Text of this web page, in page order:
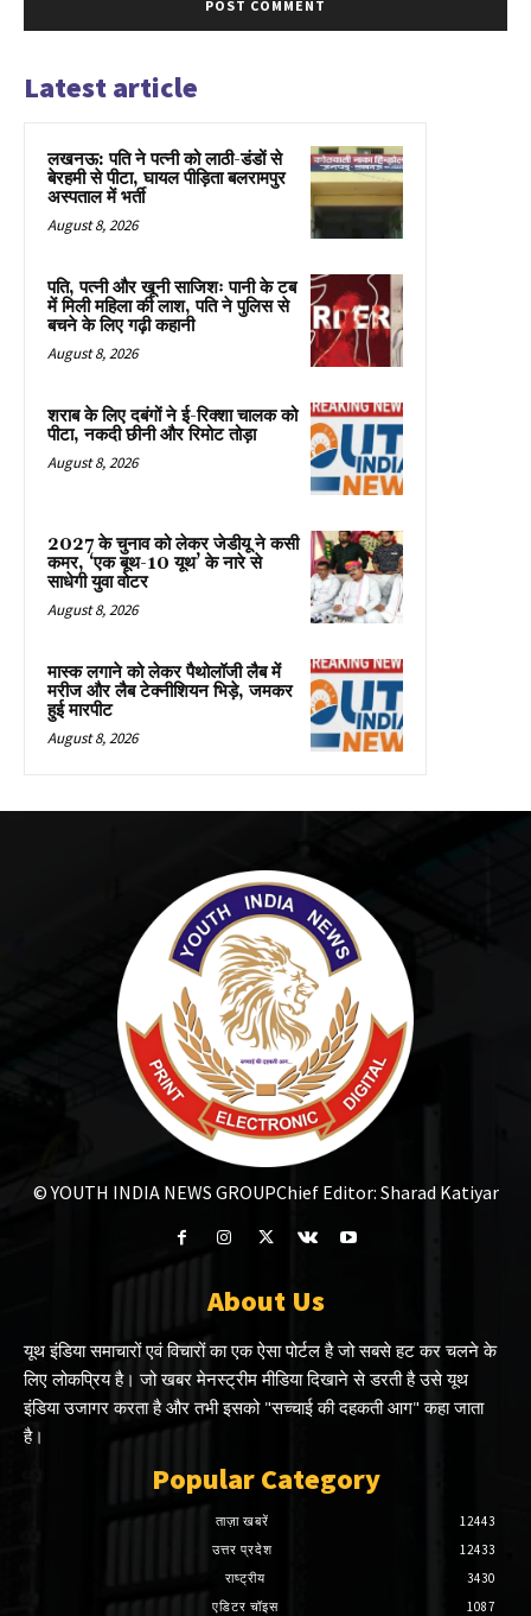
Latest article
लखनऊ: पति ने पत्नी को लाठी-डंडों से
बेरहमी से पीटा, घायल पीड़िता बलरामपुर
अस्पताल में भर्ती
August 8, 2026
पति, पत्नी और खूनी साजिशः पानी के टब
में मिली महिला की लाश, पति ने पुलिस से
बचने के लिए गढ़ी कहानी
August 8, 2026
शराब के लिए दबंगों ने ई-रिक्शा चालक को
पीटा, नकदी छीनी और रिमोट तोड़ा
August 8, 2026
2027 के चुनाव को लेकर जेडीयू ने कसी
कमर, ‘एक बूथ-10 यूथ’ के नारे से
साधेगी युवा वोटर
August 8, 2026
मास्क लगाने को लेकर पैथोलॉजी लैब में
मरीज और लैब टेक्नीशियन भिड़े, जमकर
हुई मारपीट
August 8, 2026
© YOUTH INDIA NEWS GROUPChief Editor: Sharad Katiyar
About Us
यूथ इंडिया समाचारों एवं विचारों का एक ऐसा पोर्टल है जो सबसे हट कर चलने के
लिए लोकप्रिय है। जो खबर मेनस्ट्रीम मीडिया दिखाने से डरती है उसे यूथ
इंडिया उजागर करता है और तभी इसको "सच्चाई की दहकती आग" कहा जाता
है।
Popular Category
ताज़ा खबरें
12443
उत्तर प्रदेश
12433
राष्ट्रीय
3430
एडिटर चॉइस
1087